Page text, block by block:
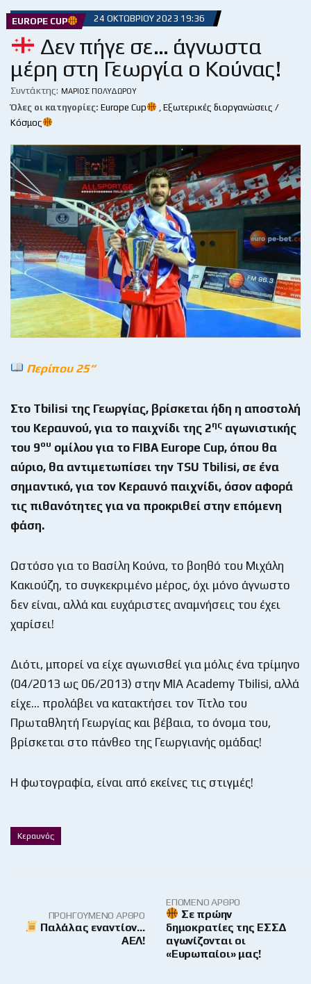
EUROPE CUP 24 ΟΚΤΩΒΡΊΟΥ 2023 19:36
Δεν πήγε σε… άγνωστα
μέρη στη Γεωργία ο Κούνας!
Συντάκτης: ΜΆΡΙΟΣ ΠΟΛΥΔΏΡΟΥ
Όλες οι κατηγορίες: Europe Cup
Εξωτερικές διοργανώσεις /
Κόσμος
Περίπου 25“
Στο Tbilisi της Γεωργίας, βρίσκεται ήδη η αποστολή
του Κεραυνού, για το παιχνίδι της 2ης αγωνιστικής
του 9ου ομίλου για το FIBA Europe Cup, όπου θα
αύριο, θα αντιμετωπίσει την TSU Tbilisi, σε ένα
σημαντικό, για τον Κεραυνό παιχνίδι, όσον αφορά
τις πιθανότητες για να προκριθεί στην επόμενη
φάση.
Ωστόσο για το Βασίλη Κούνα, το βοηθό του Μιχάλη
Κακιούζη, το συγκεκριμένο μέρος, όχι μόνο άγνωστο
δεν είναι, αλλά και ευχάριστες αναμνήσεις του έχει
χαρίσει!
Διότι, μπορεί να είχε αγωνισθεί για μόλις ένα τρίμηνο
(04/2013 ως 06/2013) στην ΜΙΑ Academy Tbilisi, αλλά
είχε… προλάβει να κατακτήσει τον Τίτλο του
Πρωταθλητή Γεωργίας και βέβαια, το όνομα του,
βρίσκεται στο πάνθεο της Γεωργιανής ομάδας!
Η φωτογραφία, είναι από εκείνες τις στιγμές!
Κεραυνός
ΠΡΟΗΓΟΎΜΕΝΟ ΆΡΘΡΟ
Παλάλας εναντίον…
ΑΕΛ!
ΕΠΌΜΕΝΟ ΆΡΘΡΟ
Σε πρώην
δημοκρατίες της ΕΣΣΔ
αγωνίζονται οι
«Ευρωπαίοι» μας!